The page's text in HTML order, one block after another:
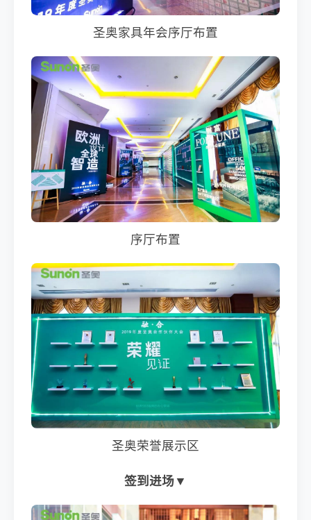
圣奥家具年会序厅布置
序厅布置
圣奥荣誉展示区
签到进场▼